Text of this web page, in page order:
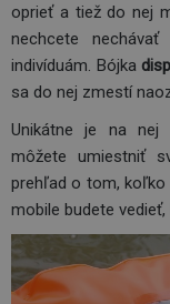
oprieť a tiež do nej
nechcete
indivíduám. Bójka
sa do nej zmestí
Unikátne je na nej
môžete umiestniť
prehľad o tom, koľko
mobile budete